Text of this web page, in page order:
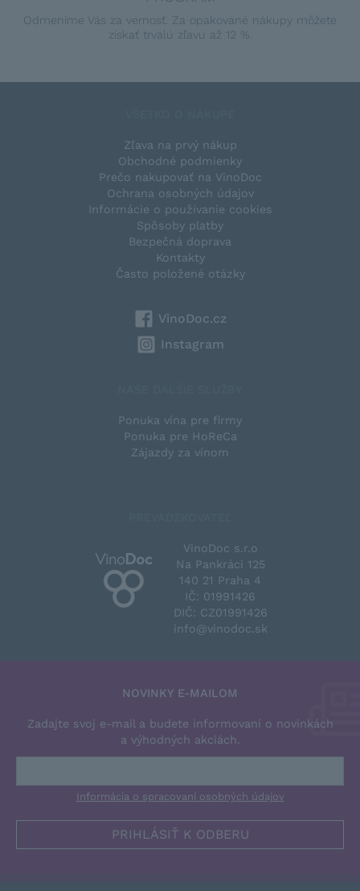
Odmeníme Vás za vernosť. Za opakované nákupy môžete
získať trvalú zľavu až 12 %.
Zľava na prvý nákup
Obchodné podmienky
Prečo nakupovať na VinoDoc
Ochrana osobných údajov
Informácie o používanie cookies
Spôsoby platby
Bezpečná doprava
Kontakty
Často položené otázky
VinoDoc.cz
Instagram
Ponuka vína pre firmy
Ponuka pre HoReCa
Zájazdy za vínom
VinoDoc s.r.o
Na Pankráci 125
140 21 Praha 4
IČ: 01991426
DIČ: CZ01991426
info@vinodoc.sk
NOVINKY E-MAILOM
Zadajte svoj e-mail a budete informovaní o novinkách
a výhodných akciách.
Informácia o spracovaní osobných údajov